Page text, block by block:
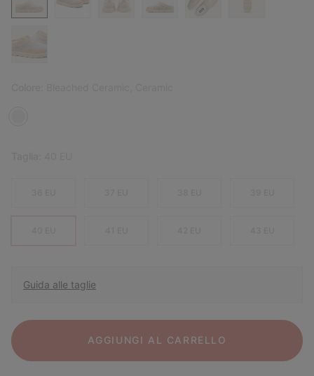
Guida alle taglie
AGGIUNGI AL CARRELLO